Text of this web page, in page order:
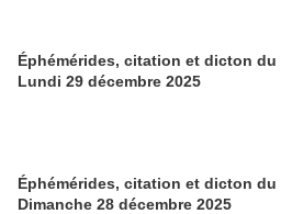
Éphémérides, citation et dicton du
Lundi 29 décembre 2025
Éphémérides, citation et dicton du
Dimanche 28 décembre 2025